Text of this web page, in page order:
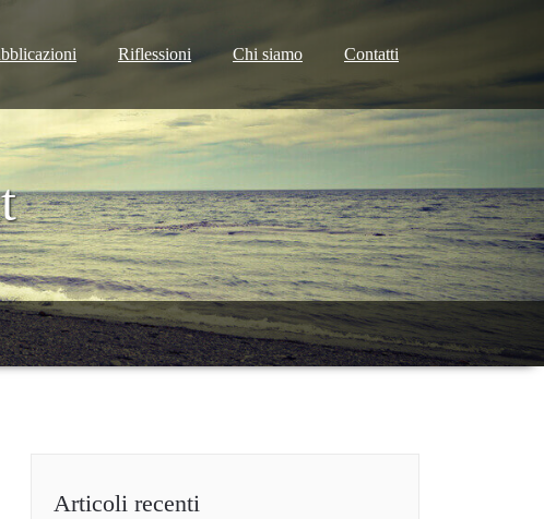
Riflessioni Chi siamo Contatti
Articoli recenti